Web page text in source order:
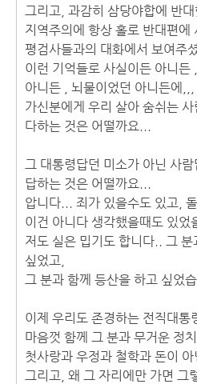
그리고, 과감히 삼당야합에 반
지역주의에 항상 홀로 반대편에
평검사들과의 대화에서 보여주
이런 기억들로 사실이든 아니든
아니든 , 뇌물이었던 아니든에,,,
가신분에게 우리 살아 숨쉬는
다하는 것은 어떨까요...
그 대통령답던 미소가 아닌 사
답하는 것은 어떨까요...
압니다... 죄가 있을수도 있고,
이건 아니다 생각했을때도 있었
저도 실은 밉기도 합니다.. 그
싶었고,
그 분과 함께 등산을 하고 싶었
이제 우리도 존경하는 전직대통
마음껏 함께 그 분과 무거운 정
첫사랑과 우정과 철학과 돈이
그리고, 왜 그 자리에만 가면 그